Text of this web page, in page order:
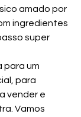
amado por
ingredientes
super
para um
para
vender e
Vamos